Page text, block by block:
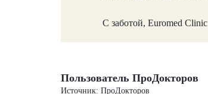
С заботой, Euromed Clinic
Пользователь ПроДокторов
Источник: ПроДокторов